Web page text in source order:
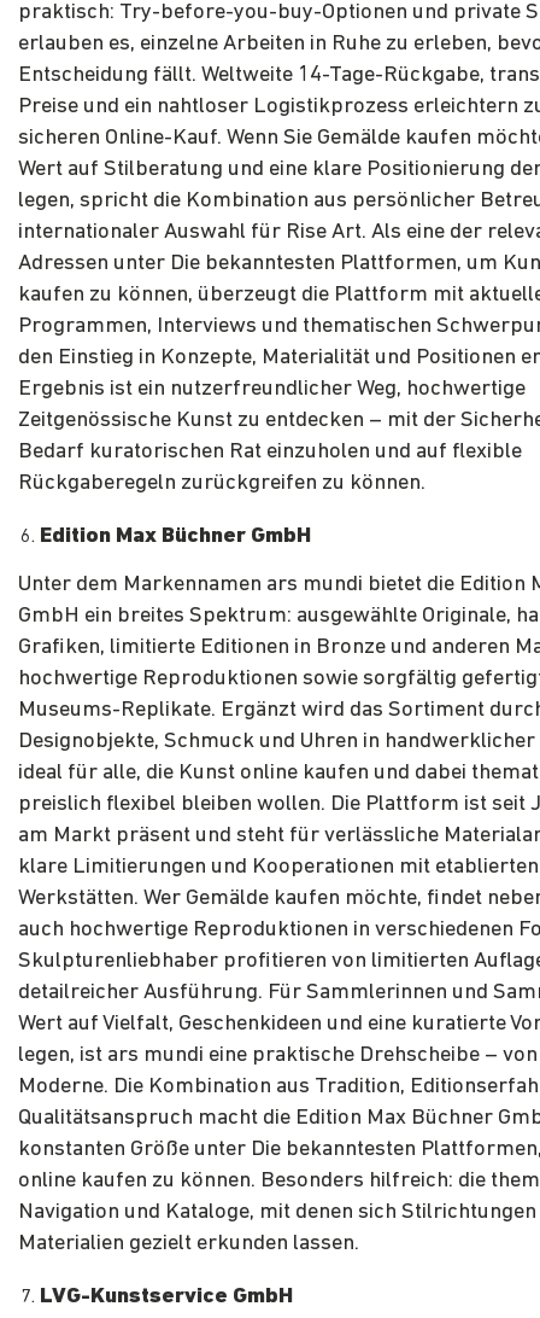
praktisch: Try-before-you-buy-Optionen und private
erlauben es, einzelne Arbeiten in Ruhe zu erleben,
Entscheidung fällt. Weltweite 14-Tage-Rückgabe,
Preise und ein nahtloser Logistikprozess erleichtern
sicheren Online-Kauf. Wenn Sie Gemälde kaufen
Wert auf Stilberatung und eine klare Positionierung
legen, spricht die Kombination aus persönlicher
internationaler Auswahl für Rise Art. Als eine der
Adressen unter Die bekanntesten Plattformen, um
kaufen zu können, überzeugt die Plattform mit
Programmen, Interviews und thematischen
den Einstieg in Konzepte, Materialität und Positionen
Ergebnis ist ein nutzerfreundlicher Weg, hochwertige
Zeitgenössische Kunst zu entdecken – mit der
Bedarf kuratorischen Rat einzuholen und auf flexible
Rückgaberegeln zurückgreifen zu können.
Edition Max Büchner GmbH
Unter dem Markennamen ars mundi bietet die Edition
GmbH ein breites Spektrum: ausgewählte Originale,
Grafiken, limitierte Editionen in Bronze und anderen
hochwertige Reproduktionen sowie sorgfältig
Museums-Replikate. Ergänzt wird das Sortiment
Designobjekte, Schmuck und Uhren in handwerklicher
ideal für alle, die Kunst online kaufen und dabei
preislich flexibel bleiben wollen. Die Plattform ist seit
am Markt präsent und steht für verlässliche
klare Limitierungen und Kooperationen mit etablierten
Werkstätten. Wer Gemälde kaufen möchte, findet
auch hochwertige Reproduktionen in verschiedenen
Skulpturenliebhaber profitieren von limitierten
detailreicher Ausführung. Für Sammlerinnen und
Wert auf Vielfalt, Geschenkideen und eine kuratierte
legen, ist ars mundi eine praktische Drehscheibe –
Moderne. Die Kombination aus Tradition,
Qualitätsanspruch macht die Edition Max Büchner
konstanten Größe unter Die bekanntesten
online kaufen zu können. Besonders hilfreich: die
Navigation und Kataloge, mit denen sich
Materialien gezielt erkunden lassen.
LVG-Kunstservice GmbH